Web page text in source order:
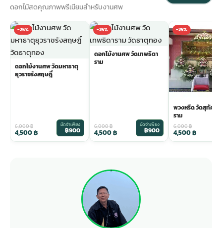
ดอกไม้สดคุณภาพพรีเมียมสำหรับงานศพ
-25%
ดอกไม้งานศพ วัดมหาธาตุ
ยุวราชรังสฤษฎิ์
6,000฿
4,500฿
มัดจำเพียง
฿900
-25%
ดอกไม้งานศพ วัดเทพธิดา
ราม
6,000฿
4,500฿
มัดจำเพียง
฿900
-25%
พวงหรีด วัดสุทัศนเ
ราม
6,000฿
4,500฿